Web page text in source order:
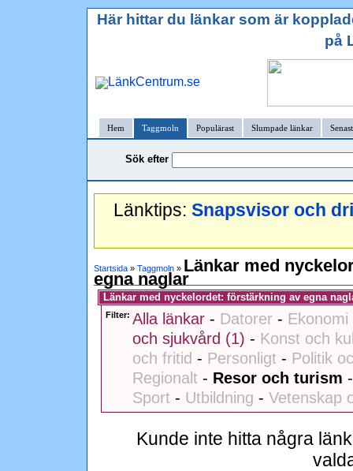
Här hittar du länkar som är
på
Hem Taggmoln Populärast Slumpade länkar
Sök efter
Länktips: Snapsvisor och
Startsida » Taggmoln » Länkar med
egna naglar
Länkar med nyckelordet: förstärkning av egna
Filter: Alla länkar - Datorer -
och sjukvård (1) - Konst och
och fritid - Personligt - Politik
Regionalt - Resor och turism
Sport - Utbildning - Vetenskap
Kunde inte hitta några